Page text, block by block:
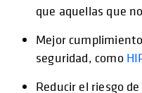
que aquellas que
Mejor
seguridad, como
Reducir el riesgo